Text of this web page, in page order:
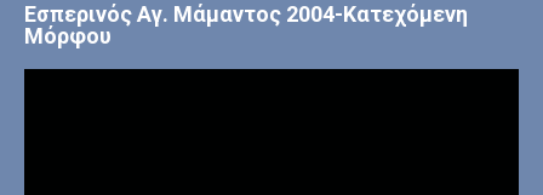
Εσπερινός Αγ. Μάμαντος 2004-Κατεχόμενη
Μόρφου